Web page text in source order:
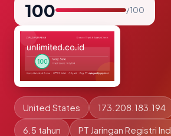
100 / 100
United States 173.208.183.194
6.5 tahun PT Jaringan Registri Ind